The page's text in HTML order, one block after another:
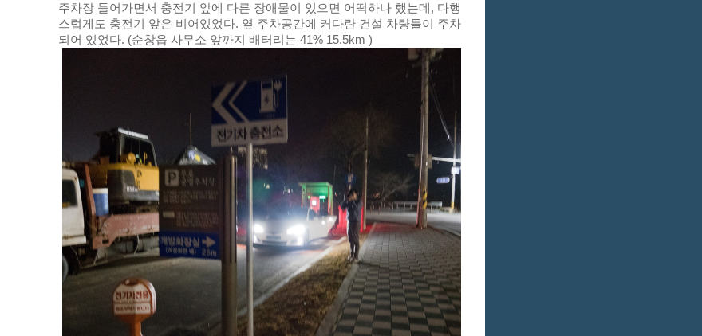
주차장 들어가면서 충전기 앞에 다른 장애물이 있으면 어떡하나 했는데, 다행
스럽게도 충전기 앞은 비어있었다. 옆 주차공간에 커다란 건설 차량들이 주차
되어 있었다. (순창읍 사무소 앞까지 배터리는 41% 15.5km )